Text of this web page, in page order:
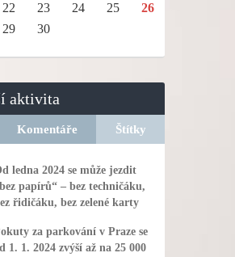
22 23 24 25
26
29 30
aktivita
Komentáře Štítky
ledna 2024 se může jezdit
papírů“ – bez techničáku,
řidičáku, bez zelené karty
za parkování v Praze se
1. 1. 2024 zvýší až na 25 000